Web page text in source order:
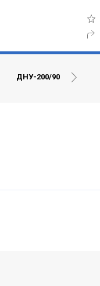
ДНУ-200/90